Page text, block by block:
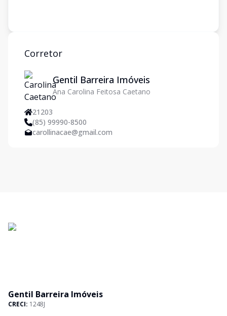
Corretor
Gentil Barreira Imóveis
Ana Carolina Feitosa Caetano
21203
(85) 99990-8500
carollinacae@gmail.com
Gentil Barreira Imóveis
CRECI: 1248J